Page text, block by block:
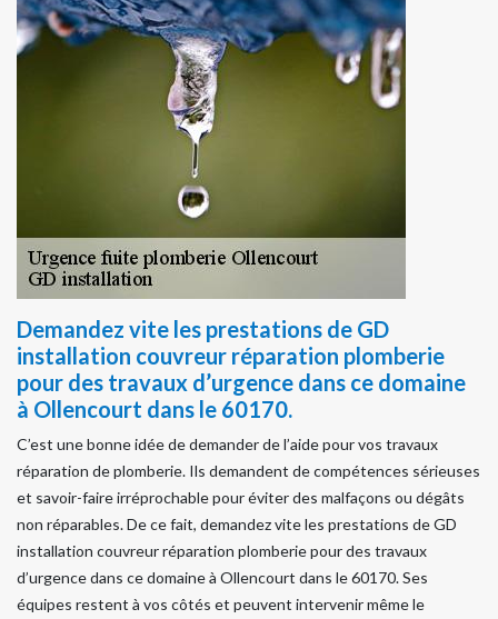
Demandez vite les prestations de GD
installation couvreur réparation plomberie
pour des travaux d’urgence dans ce domaine
à Ollencourt dans le 60170.
C’est une bonne idée de demander de l’aide pour vos travaux
réparation de plomberie. Ils demandent de compétences sérieuses
et savoir-faire irréprochable pour éviter des malfaçons ou dégâts
non réparables. De ce fait, demandez vite les prestations de GD
installation couvreur réparation plomberie pour des travaux
d’urgence dans ce domaine à Ollencourt dans le 60170. Ses
équipes restent à vos côtés et peuvent intervenir même le